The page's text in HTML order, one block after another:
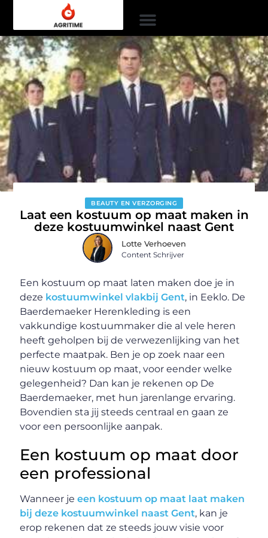
BEAUTY EN VERZORGING
Laat een kostuum op maat maken in
deze kostuumwinkel naast Gent
Lotte Verhoeven
Content Schrijver
Een kostuum op maat laten maken doe je in
deze kostuumwinkel vlakbij Gent, in Eeklo. De
Baerdemaeker Herenkleding is een
vakkundige kostuummaker die al vele heren
heeft geholpen bij de verwezenlijking van het
perfecte maatpak. Ben je op zoek naar een
nieuw kostuum op maat, voor eender welke
gelegenheid? Dan kan je rekenen op De
Baerdemaeker, met hun jarenlange ervaring.
Bovendien sta jij steeds centraal en gaan ze
voor een persoonlijke aanpak.
Een kostuum op maat door
een professional
Wanneer jeeen kostuum op maat laat maken
bij deze kostuumwinkel naast Gent, kan je
erop rekenen dat ze steeds jouw visie voor